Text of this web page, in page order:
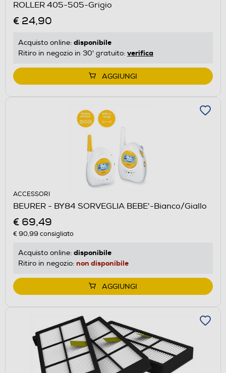
ROLLER 405-505-Grigio
€ 24,90
Acquisto online: disponibile
Ritiro in negozio in 30' gratuito: verifica
AGGIUNGI
ACCESSORI
BEURER - BY84 SORVEGLIA BEBE'-Bianco/Giallo
€ 69,49
€ 90,99 consigliato
Acquisto online: disponibile
Ritiro in negozio: non disponibile
AGGIUNGI